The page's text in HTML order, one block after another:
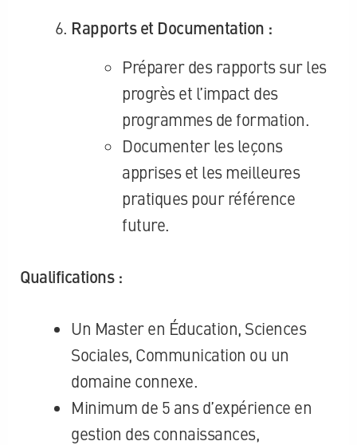
Rapports et Documentation :
Préparer des rapports sur les
progrès et l’impact des
programmes de formation.
Documenter les leçons
apprises et les meilleures
pratiques pour référence
future.
Qualifications :
Un Master en Éducation, Sciences
Sociales, Communication ou un
domaine connexe.
Minimum de 5 ans d’expérience en
gestion des connaissances,